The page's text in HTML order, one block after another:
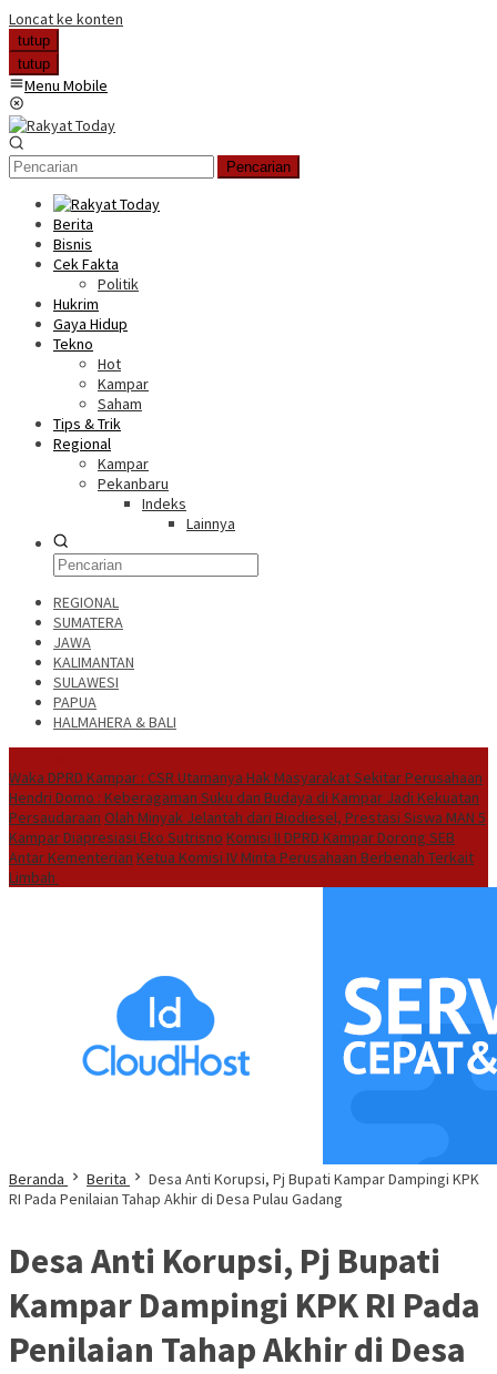
Loncat ke konten
tutup
tutup
Menu Mobile
Pencarian
Berita
Bisnis
Cek Fakta
Politik
Hukrim
Gaya Hidup
Tekno
Hot
Kampar
Saham
Tips & Trik
Regional
Kampar
Pekanbaru
Indeks
Lainnya
REGIONAL
SUMATERA
JAWA
KALIMANTAN
SULAWESI
PAPUA
HALMAHERA & BALI
Waka DPRD Kampar : CSR Utamanya Hak Masyarakat Sekitar Perusahaan
Hendri Domo : Keberagaman Suku dan Budaya di Kampar Jadi Kekuatan
Persaudaraan Olah Minyak Jelantah dari Biodiesel, Prestasi Siswa MAN 5
Kampar Diapresiasi Eko Sutrisno Komisi II DPRD Kampar Dorong SEB
Antar Kementerian Ketua Komisi IV Minta Perusahaan Berbenah Terkait
Limbah
Beranda Berita
Desa Anti Korupsi, Pj Bupati Kampar Dampingi KPK
RI Pada Penilaian Tahap Akhir di Desa Pulau Gadang
Desa Anti Korupsi, Pj Bupati
Kampar Dampingi KPK RI Pada
Penilaian Tahap Akhir di Desa